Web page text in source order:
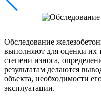
Обследование
выполняют для оценки их
степени износа,
результатам делаются
объекта, необходимости
эксплуатации.